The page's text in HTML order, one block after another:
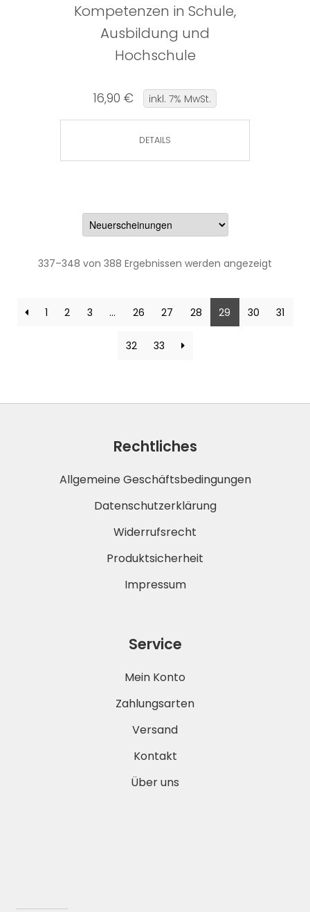
Kompetenzen in Schule,
Ausbildung und
Hochschule
16,90 € inkl. 7% MwSt.
DETAILS
337–348 von 388 Ergebnissen werden angezeigt
1 2 3 … 26 27 28 29 30 31
32 33
Rechtliches
Allgemeine Geschäftsbedingungen
Datenschutzerklärung
Widerrufsrecht
Produktsicherheit
Impressum
Service
Mein Konto
Zahlungsarten
Versand
Kontakt
Über uns